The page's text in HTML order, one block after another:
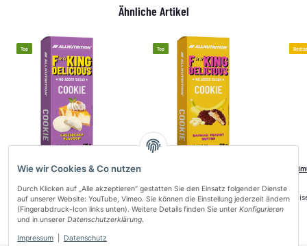
Ähnliche Artikel
Top
ALLNUTRITION Fitking Delicious
Preise nach Anmeldung sichtbar
Top
Preise nach Anmeldung sichtbar
Wie wir Cookies & Co nutzen
Durch Klicken auf „Alle akzeptieren“ gestatten Sie den Einsatz folgender Dienste
auf unserer Website: YouTube, Vimeo. Sie können die Einstellung jederzeit ändern
(Fingerabdruck-Icon links unten). Weitere Details finden Sie unter Konfigurieren
und in unserer Datenschutzerklärung.
Impressum Datenschutz